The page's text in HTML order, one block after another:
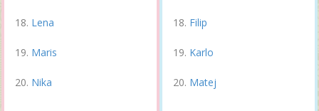
Lena
Maris
Nika
Filip
Karlo
Matej